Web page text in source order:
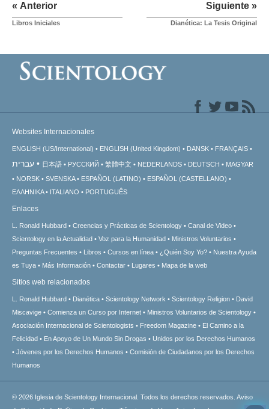
« Anterior
Libros Iniciales
Siguiente »
Dianética: La Tesis Original
Websites Internacionales
ENGLISH (US/International) ENGLISH (United Kingdom) DANSK FRANÇAIS
עברית 日本語 РУССКИЙ 繁體中文 NEDERLANDS DEUTSCH
MAGYAR
NORSK
SVENSKA ESPAÑOL (LATINO)
ESPAÑOL (CASTELLANO)
ΕΛΛΗΝΙΚA
ITALIANO PORTUGUÊS
Enlaces
L. Ronald Hubbard Creencias y Prácticas de Scientology
Canal de Video
Scientology en la Actualidad
Voz para la Humanidad
Ministros Voluntarios
Preguntas Frecuentes
Libros Cursos en línea ¿Quién Soy Yo?
Nuestra Ayuda
es Tuya
Más Información Contactar Lugares Mapa de la web
Sitios web relacionados
L. Ronald Hubbard Dianética Scientology Network Scientology Religion
David
Miscavige
Comienza un Curso por Internet
Ministros Voluntarios de Scientology
Asociación Internacional de Scientologists
Freedom Magazine
El Camino a la
Felicidad
En Apoyo de Un Mundo Sin Drogas
Unidos por los Derechos Humanos
Jóvenes por los Derechos Humanos
Comisión de Ciudadanos por los Derechos
Humanos
© 2026 Iglesia de Scientology Internacional. Todos los derechos reservados. Aviso